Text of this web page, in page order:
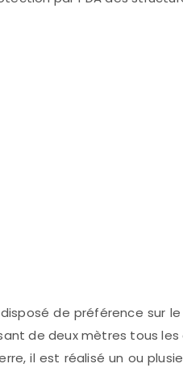
de préférence sur
de deux mètres tous
il est réalisé un ou